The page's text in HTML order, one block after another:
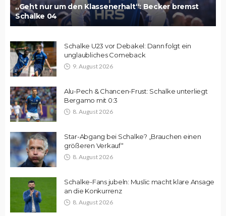
„Geht nur um den Klassenerhalt“: Becker bremst
Schalke 04
Schalke U23 vor Debakel: Dann folgt ein
unglaubliches Comeback
9. August 2026
Alu-Pech & Chancen-Frust: Schalke unterliegt
Bergamo mit 0:3
8. August 2026
Star-Abgang bei Schalke? „Brauchen einen
größeren Verkauf“
8. August 2026
Schalke-Fans jubeln: Muslic macht klare Ansage
an die Konkurrenz
8. August 2026